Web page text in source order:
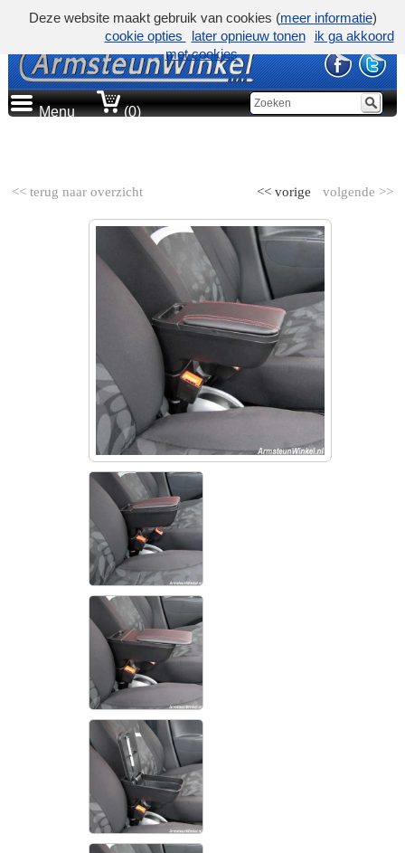
Menu (0)
<< terug naar overzicht volgende >>
<< vorige
Deze website maakt gebruik van cookies (meer informatie)
cookie opties
later opnieuw tonen
ik ga akkoord
met cookies